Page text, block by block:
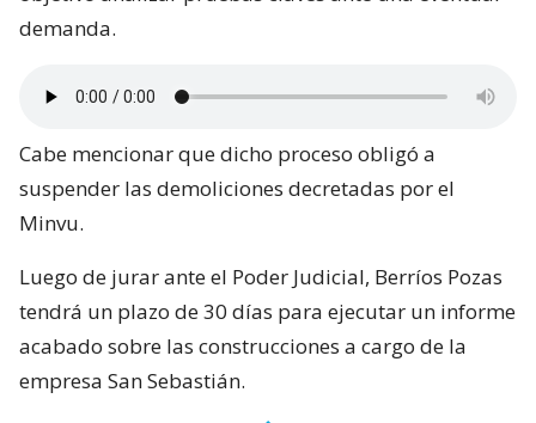
demanda.
Cabe mencionar que dicho proceso obligó a
suspender las demoliciones decretadas por el
Minvu.
Luego de jurar ante el Poder Judicial, Berríos Pozas
tendrá un plazo de 30 días para ejecutar un informe
acabado sobre las construcciones a cargo de la
empresa San Sebastián.